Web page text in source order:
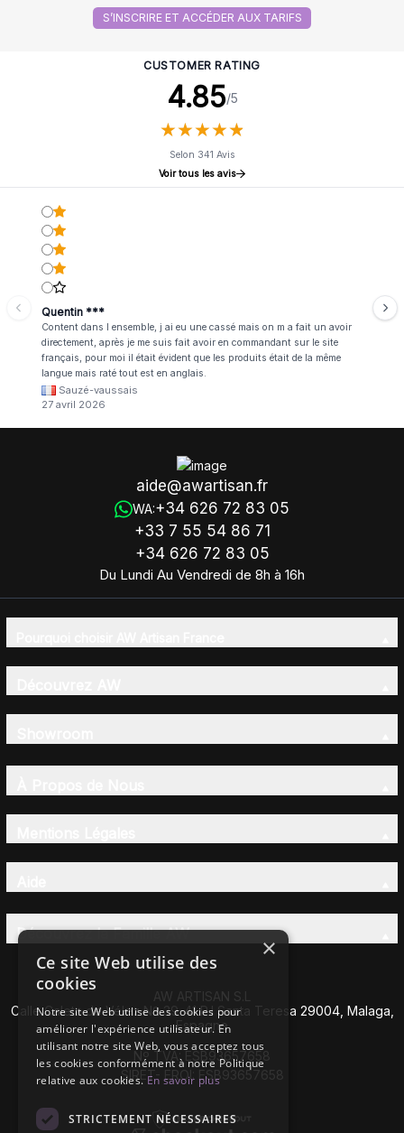
S’INSCRIRE ET ACCÉDER AUX TARIFS
CUSTOMER RATING
4.85/5
★★★★★
★★★★★
Selon 341 Avis
Voir tous les avis
Quentin ***
Content dans l ensemble, j ai eu une cassé mais on m a fait un avoir
directement, après je me suis fait avoir en commandant sur le site
français, pour moi il était évident que les produits était de la même
langue mais raté tout est en anglais.
Sauzé-vaussais
27 avril 2026
aide@awartisan.fr
WA:+34 626 72 83 05
+33 7 55 54 86 71
+34 626 72 83 05
Du Lundi Au Vendredi de 8h à 16h
Découvrez la Famille AW
AW ARTISAN S.L
Calle Caleta de Vélez Nº 39-41 P.I Santa Teresa 29004, Malaga,
Espagne
Nº TVA: ESB93657658
SIRET- EROI: ESB93657658
×
Ce site Web utilise des
cookies
Notre site Web utilise des cookies pour
améliorer l'expérience utilisateur. En
utilisant notre site Web, vous acceptez tous
les cookies conformément à notre Politique
relative aux cookies.En savoir plus
STRICTEMENT NÉCESSAIRES